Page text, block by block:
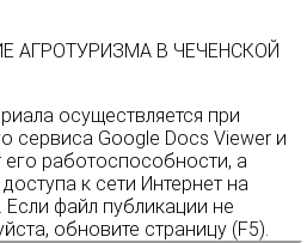
АГРОТУРИЗМА В ЧЕЧЕНСКОЙ
осуществляется при
сервиса Google Docs Viewer и
работоспособности, а
к сети Интернет на
файл публикации не
обновите страницу (F5).